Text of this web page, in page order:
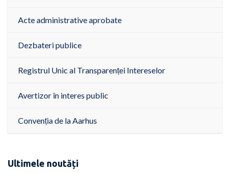
Acte administrative aprobate
Dezbateri publice
Registrul Unic al Transparenței Intereselor
Avertizor în interes public
Convenția de la Aarhus
Ultimele noutăți